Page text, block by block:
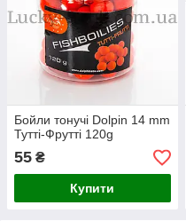
Бойли тонучі Dolpin 14 mm
Тутті-Фрутті 120g
55 ₴
Купити